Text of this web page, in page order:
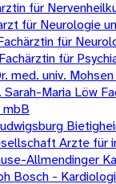
für
für Neurologie
für
für
med. univ.
Maria Löw
mbB
Arzte für
Allmendinger
Bosch -